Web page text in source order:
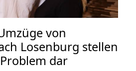
von
Losenburg stellen
dar